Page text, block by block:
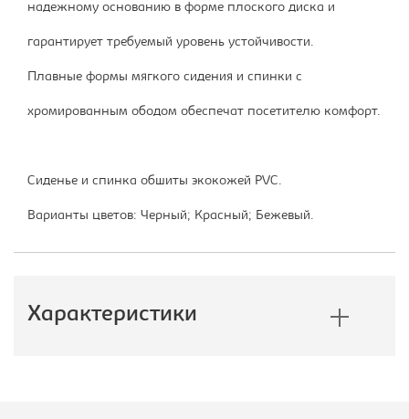
надежному основанию в форме плоского диска и
гарантирует требуемый уровень устойчивости.
Плавные формы мягкого сидения и спинки с
хромированным ободом обеспечат посетителю комфорт.
Сиденье и спинка обшиты экокожей PVC.
Варианты цветов: Черный; Красный; Бежевый.
Характеристики